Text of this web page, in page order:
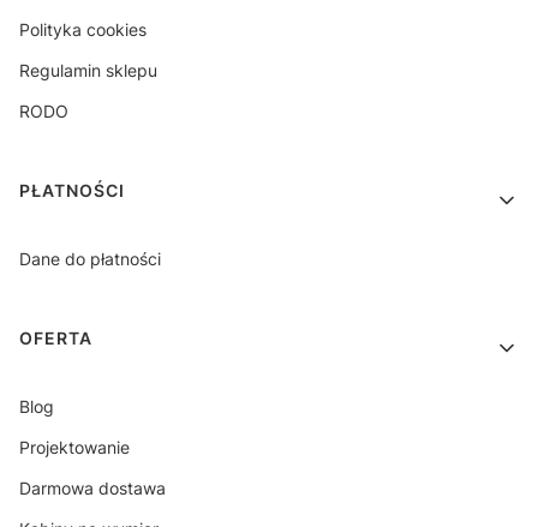
Polityka cookies
Regulamin sklepu
RODO
PŁATNOŚCI
Dane do płatności
OFERTA
Blog
Projektowanie
Darmowa dostawa